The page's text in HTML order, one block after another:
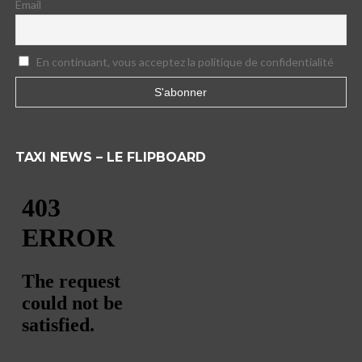
Email
En continuant, vous acceptez la politique de confidentialité
TAXI NEWS – LE FLIPBOARD